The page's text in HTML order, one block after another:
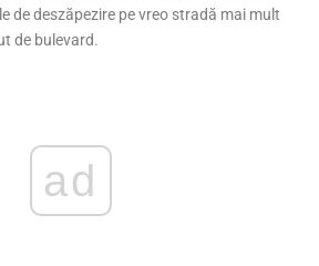
de deszăpezire pe vreo stradă mai mult
de bulevard.
ad